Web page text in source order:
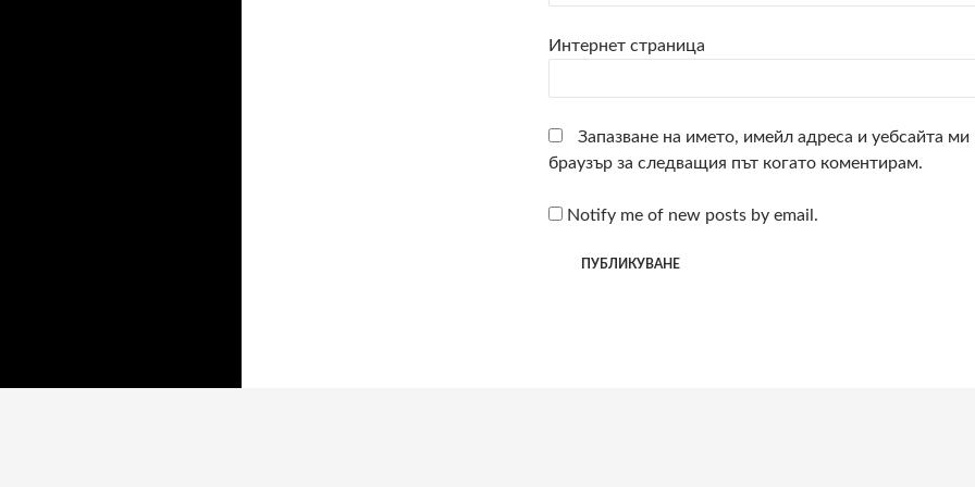
Интернет страница
Запазване на името, имейл адреса и уебсайта ми
браузър за следващия път когато коментирам.
Notify me of new posts by email.